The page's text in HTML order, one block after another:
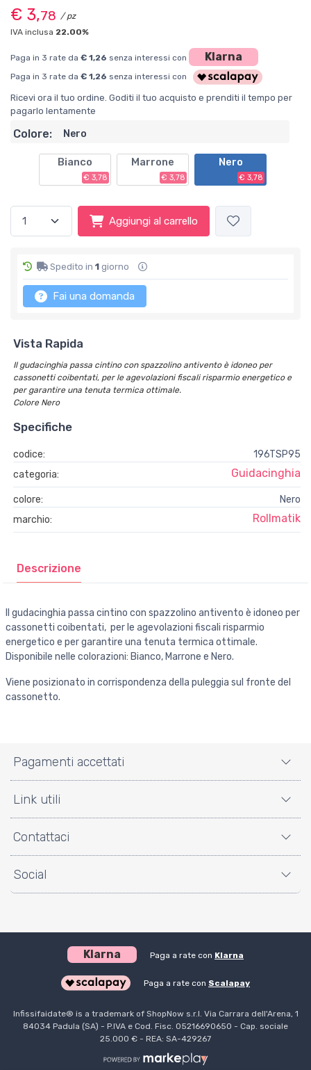
€ 3,78 / pz
IVA inclusa 22.00%
Paga in 3 rate da € 1,26 senza interessi con Klarna
Paga in 3 rate da € 1,26 senza interessi con
Ricevi ora il tuo ordine. Goditi il tuo acquisto e prenditi il tempo per
pagarlo lentamente
Colore: Nero
Bianco
€ 3,78
Marrone
€ 3,78
Nero
€ 3,78
Aggiungi al carrello
Spedito in 1 giorno
Fai una domanda
Vista Rapida
Il gudacinghia passa cintino con spazzolino antivento è idoneo per
cassonetti coibentati, per le agevolazioni fiscali risparmio energetico e
per garantire una tenuta termica ottimale.
Colore Nero
Specifiche
codice:
196TSP95
categoria:
Guidacinghia
colore:
Nero
marchio:
Rollmatik
Descrizione
Il gudacinghia passa cintino con spazzolino antivento è idoneo per
cassonetti coibentati, per le agevolazioni fiscali risparmio
energetico e per garantire una tenuta termica ottimale.
Disponibile nelle colorazioni: Bianco, Marrone e Nero.
Viene posizionato in corrispondenza della puleggia sul fronte del
cassonetto.
Pagamenti accettati
Link utili
Contattaci
Social
Klarna Paga a rate con Klarna
Paga a rate con Scalapay
Infissifaidate® is a trademark of ShopNow s.r.l. Via Carrara dell'Arena, 1
84034 Padula (SA) - P.IVA e Cod. Fisc. 05216690650 - Cap. sociale
25.000 € - REA: SA-429267